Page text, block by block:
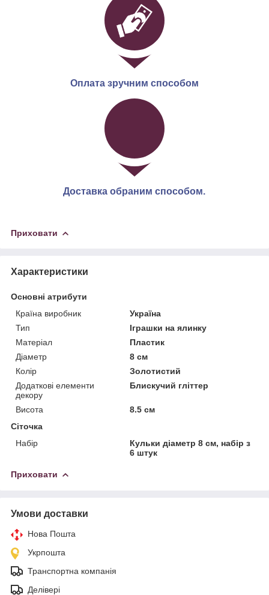
Оплата зручним способом
Доставка обраним способом.
Приховати
Характеристики
Основні атрибути
Країна виробник
Україна
Тип
Іграшки на ялинку
Матеріал
Пластик
Діаметр
8 см
Колір
Золотистий
Додаткові елементи
декору
Блискучий гліттер
Висота
8.5 см
Сіточка
Набір
Кульки діаметр 8 см, набір з
6 штук
Приховати
Умови доставки
Нова Пошта
Укрпошта
Транспортна компанія
Делівері